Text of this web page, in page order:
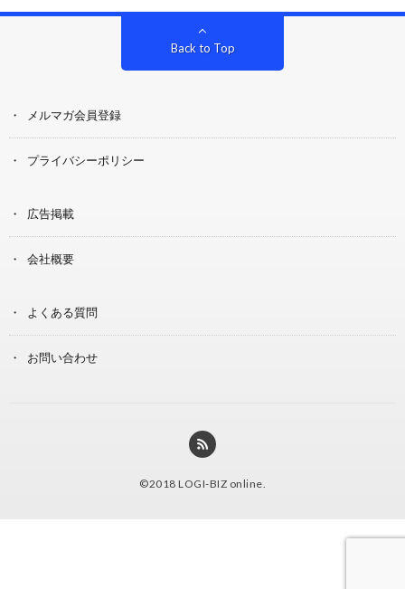
Back to Top
メルマガ会員登録
プライバシーポリシー
広告掲載
会社概要
よくある質問
お問い合わせ
©2018 LOGI-BIZ online